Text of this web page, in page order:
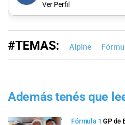
Ver Perfil
#TEMAS: Alpine
Además tenés que
Fórmula 1 GP de